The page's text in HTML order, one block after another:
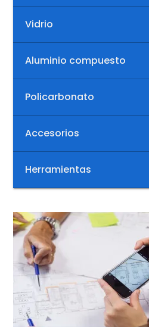
Vidrio
Aluminio compuesto
Policarbonato
Accesorios
Herramientas